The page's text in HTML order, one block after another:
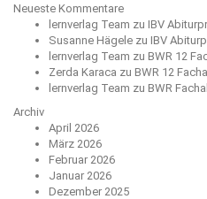
Neueste Kommentare
lernverlag Team zu IBV
Susanne Hägele zu IBV
lernverlag Team zu BWR 12
Zerda Karaca zu BWR 12
lernverlag Team zu BWR
Archiv
April 2026
März 2026
Februar 2026
Januar 2026
Dezember 2025